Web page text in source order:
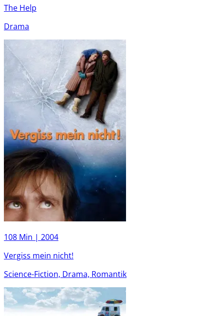
The Help
Drama
108 Min | 2004
Vergiss mein nicht!
Science-Fiction, Drama, Romantik